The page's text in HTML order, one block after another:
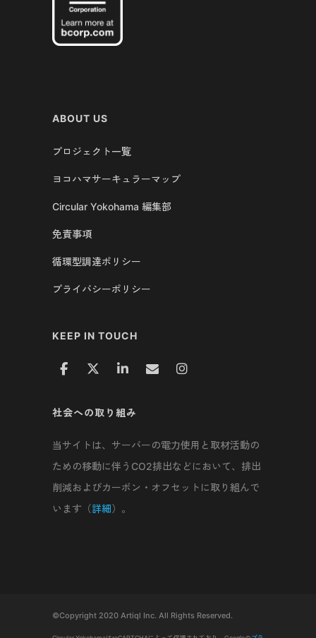
ABOUT US
プロジェクト一覧
ヨコハマサーキュラーマップ
Circular Yokohama 編集部
免責事項
循環型調達ポリシー
プライバシーポリシー
KEEP IN TOUCH
社会への取り組み
当サイトは、サーバーの電力使用と取材活動の
ための移動に伴うCO2排出などにおいて、排出
削減およびカーボン・オフセットに取り組んで
います（詳細）。
©Copyright 2020 Artiql Inc. All Rights Reserved.